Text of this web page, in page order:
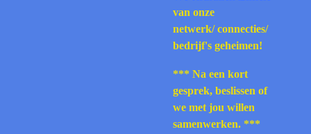
van onze
netwerk/connecties/
bedrijf's geheimen!
*** Na een kort
gesprek, beslissen of
we met jou willen
samenwerken. ***